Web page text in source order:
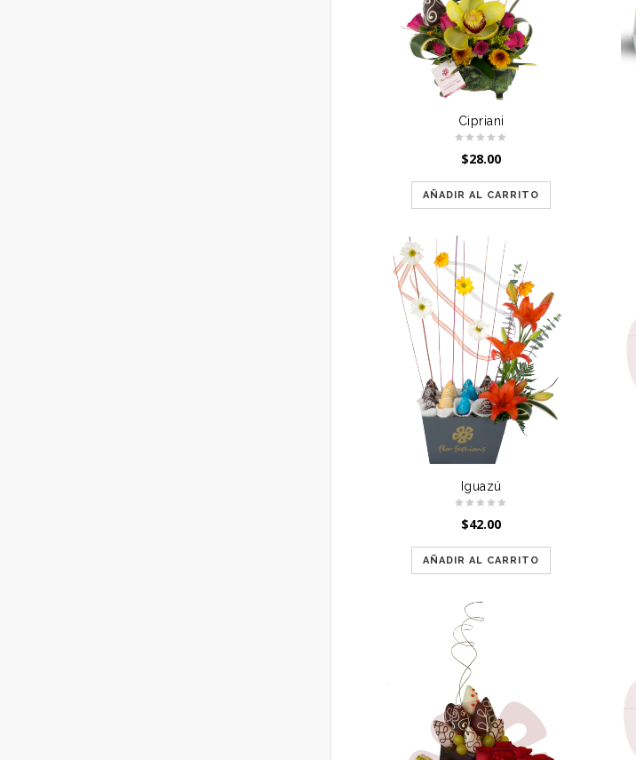
Cipriani
$28.00
AÑADIR AL CARRITO
Iguazú
$42.00
AÑADIR AL CARRITO